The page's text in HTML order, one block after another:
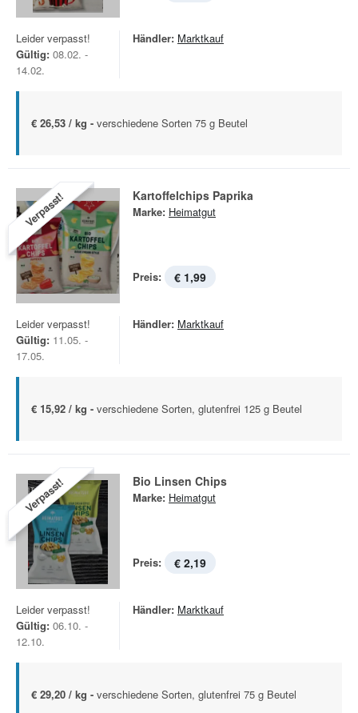
Leider verpasst!
Gültig: 08.02. -
14.02.
Händler: Marktkauf
€ 26,53 / kg - verschiedene Sorten 75 g Beutel
Verpasst! Kartoffelchips Paprika
Marke: Heimatgut
Preis: € 1,99
Leider verpasst!
Gültig: 11.05. -
17.05.
Händler: Marktkauf
€ 15,92 / kg - verschiedene Sorten, glutenfrei 125 g Beutel
Verpasst! Bio Linsen Chips
Marke: Heimatgut
Preis: € 2,19
Leider verpasst!
Gültig: 06.10. -
12.10.
Händler: Marktkauf
€ 29,20 / kg - verschiedene Sorten, glutenfrei 75 g Beutel